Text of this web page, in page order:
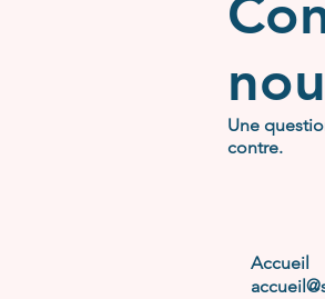
Une
contre.
Accueil